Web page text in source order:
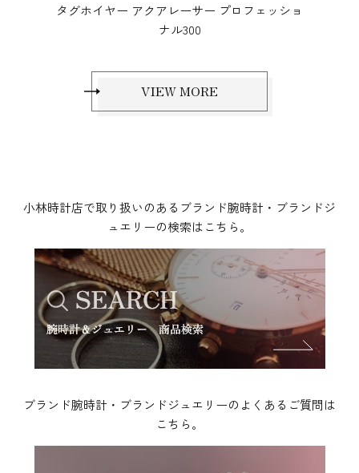
タグホイヤー アクアレーサー プロフェッショ
ナル300
VIEW MORE
小林時計店で取り扱いのあるブランド腕時計・ブランドジ
ュエリーの検索はこちら。
ブランド腕時計・ブランドジュエリーのよくあるご質問は
こちら。